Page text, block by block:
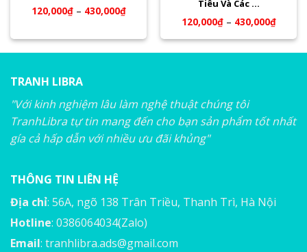
120,000₫– 430,000₫
Tiêu Và Các …
120,000₫– 430,000₫
TRANH LIBRA
"Với kinh nghiệm lâu làm nghệ thuật chúng tôi
TranhLibra tự tin mang đến cho bạn sản phẩm tốt nhất
gía cả hấp dẫn với nhiều ưu đãi khủng"
THÔNG TIN LIÊN HỆ
Địa chỉ: 56A, ngõ 138 Trân Triều, Thanh Trì, Hà Nội
Hotline: 0386064034(Zalo)
Email: tranhlibra.ads@gmail.com